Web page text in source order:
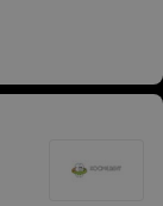
всем
за